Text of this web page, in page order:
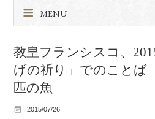
MENU
教皇フランシスコ、
げの祈り」でのこと
匹の魚
2015/07/26